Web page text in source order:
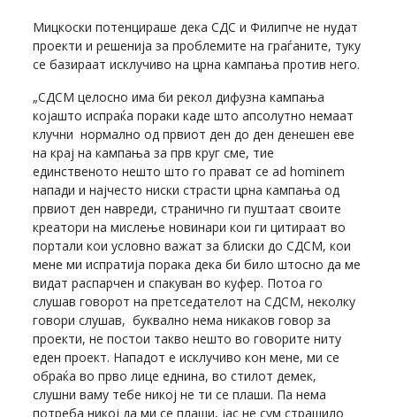
Мицкоски потенцираше дека СДС и Филипче не нудат
проекти и решенија за проблемите на граѓаните, туку
се базираат исклучиво на црна кампања против него.
„СДСМ целосно има би рекол дифузна кампања
којашто испраќа пораки каде што апсолутно немаат
клучни нормално од првиот ден до ден денешен еве
на крај на кампања за прв круг сме, тие
единственото нешто што го прават се ad hominem
напади и најчесто ниски страсти црна кампања од
првиот ден навреди, странично ги пуштаат своите
креатори на мислење новинари кои ги цитираат во
портали кои условно важат за блиски до СДСМ, кои
мене ми испратија порака дека би било штосно да ме
видат распарчен и спакуван во куфер. Потоа го
слушав говорот на претседателот на СДСМ, неколку
говори слушав, буквално нема никаков говор за
проекти, не постои такво нешто во говорите ниту
еден проект. Нападот е исклучиво кон мене, ми се
обраќа во прво лице еднина, во стилот демек,
слушни ваму тебе никој не ти се плаши. Па нема
потреба никој да ми се плаши, јас не сум страшило